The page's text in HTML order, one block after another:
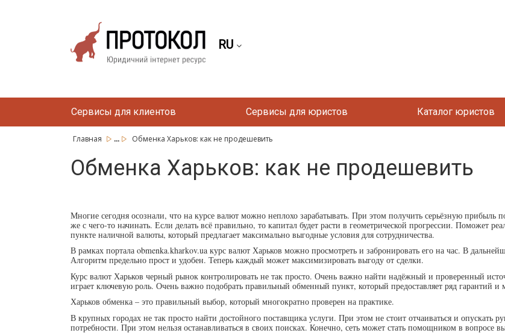
RU
Сервисы для клиентов Сервисы для юристов Каталог юристов
Главная ... Обменка Харьков: как не продешевить
Обменка Харьков: как не продешевить
Многие сегодня осознали, что на курсе валют можно неплохо зарабатывать. При этом получить серьёзную
же с чего-то начинать. Если делать всё правильно, то капитал будет расти в геометрической прогрессии. Поможет
пункте наличной валюты, который предлагает максимально выгодные условия для сотрудничества.
В рамках портала obmenka.kharkov.ua курс валют Харьков можно просмотреть и забронировать его на час. В
Алгоритм предельно прост и удобен. Теперь каждый может максимизировать выгоду от сделки.
Курс валют Харьков черный рынок контролировать не так просто. Очень важно найти надёжный и проверенный
играет ключевую роль. Очень важно подобрать правильный обменный пункт, который предоставляет ряд гарантий и
Харьков обменка – это правильный выбор, который многократно проверен на практике.
В крупных городах не так просто найти достойного поставщика услуги. При этом не стоит отчаиваться и опускать
потребности. При этом нельзя останавливаться в своих поисках. Конечно, сеть может стать помощником в